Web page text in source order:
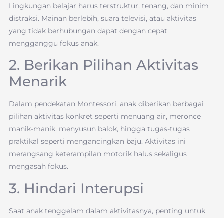
Lingkungan belajar harus terstruktur, tenang, dan minim
distraksi. Mainan berlebih, suara televisi, atau aktivitas
yang tidak berhubungan dapat dengan cepat
mengganggu fokus anak.
2. Berikan Pilihan Aktivitas
Menarik
Dalam pendekatan Montessori, anak diberikan berbagai
pilihan aktivitas konkret seperti menuang air, meronce
manik-manik, menyusun balok, hingga tugas-tugas
praktikal seperti mengancingkan baju. Aktivitas ini
merangsang keterampilan motorik halus sekaligus
mengasah fokus.
3. Hindari Interupsi
Saat anak tenggelam dalam aktivitasnya, penting untuk